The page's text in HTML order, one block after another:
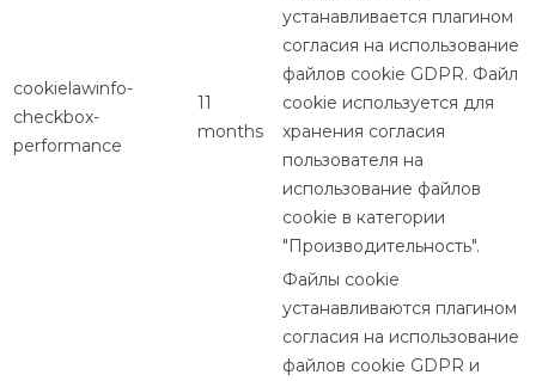
cookielawinfo-
checkbox-
performance
11
months
устанавливается плагином
согласия на использование
файлов cookie GDPR. Файл
cookie используется для
хранения согласия
пользователя на
использование файлов
cookie в категории
"Производительность".
Файлы cookie
устанавливаются плагином
согласия на использование
файлов cookie GDPR и